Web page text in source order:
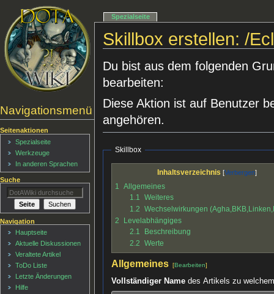
Skillbox erstellen: /
Du bist aus dem folgenden
bearbeiten:
Diese Aktion ist auf Benutzer
angehören.
Skillbox
Inhaltsverzeichnis
1
Allgemeines
1.1
Weiteres
1.2 Wechselwirkungen
2
Levelabhängiges
2.1
Beschreibung
2.2 Werte
Allgemeines [Bearbeiten]
Vollständiger Namedes Artikels zu
Navigationsmenü
Spezialseite
Seitenaktionen
Spezialseite
Werkzeuge
In anderen Sprachen
Suche
Navigation
Hauptseite
Aktuelle Diskussionen
Veraltete Artikel
ToDo Liste
Letzte Änderungen
Hilfe